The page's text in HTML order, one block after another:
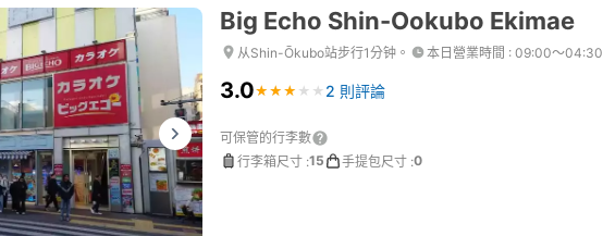
changing
dates.
changing
dates.
Big Echo Shin-Ookubo Ekimae
从Shin-Ōkubo站步行1分钟。 本日營業時間 : 09:00〜04:30
3.0★ ★ ★ ★ ★
★ ★ ★ ★ ★ 2 則評論
可保管的行李數
行李箱尺寸 :15 手提包尺寸 :0